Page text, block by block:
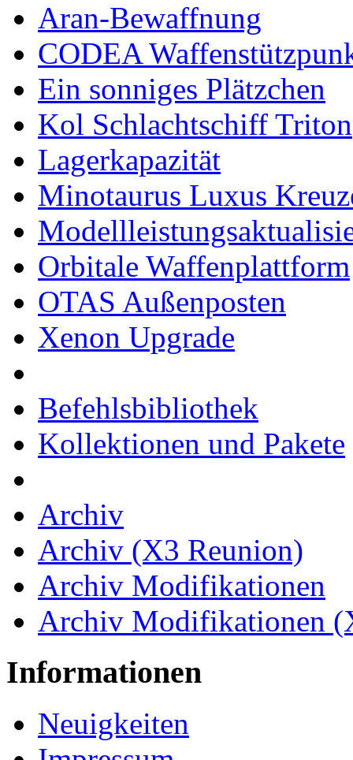
Aran-Bewaffnung
CODEA
Ein sonniges Plätzchen
Kol Schlachtschiff Triton
Lagerkapazität
Minotaurus Luxus
Orbitale Waffenplattform
OTAS Außenposten
Xenon Upgrade
Befehlsbibliothek
Kollektionen und Pakete
Archiv
Archiv (X3 Reunion)
Archiv Modifikationen
Archiv Modifikationen
Informationen
Neuigkeiten